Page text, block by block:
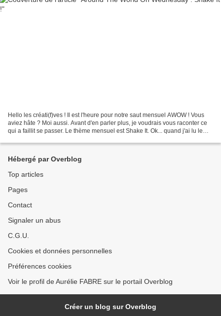
Hello les créati(f)ves ! Il est l'heure pour notre saut mensuel AWOW ! Vous
aviez hâte ? Moi aussi. Avant d'en parler plus, je voudrais vous raconter ce
qui a faillit se passer. Le thème mensuel est Shake It. Ok... quand j'ai lu le
Hébergé par Overblog
Top articles
Pages
Contact
Signaler un abus
C.G.U.
Cookies et données personnelles
Préférences cookies
Voir le profil de Aurélie FABRE sur le portail Overblog
Créer un blog sur Overblog